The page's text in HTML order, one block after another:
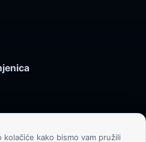
kako bismo vam pružili